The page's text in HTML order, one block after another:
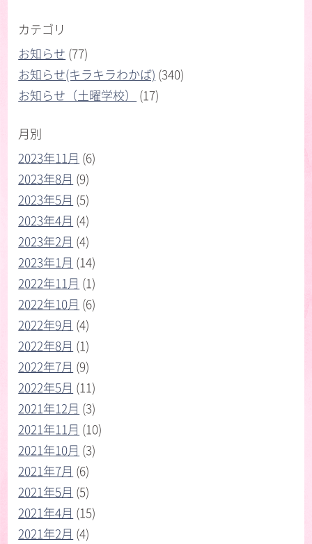
カテゴリ
お知らせ (77)
お知らせ(キラキラわかば) (340)
お知らせ（土曜学校）
(17)
月別
2023年11月 (6)
2023年8月 (9)
2023年5月 (5)
2023年4月 (4)
2023年2月 (4)
2023年1月 (14)
2022年11月 (1)
2022年10月 (6)
2022年9月 (4)
2022年8月 (1)
2022年7月 (9)
2022年5月 (11)
2021年12月 (3)
2021年11月 (10)
2021年10月 (3)
2021年7月 (6)
2021年5月 (5)
2021年4月 (15)
2021年2月 (4)